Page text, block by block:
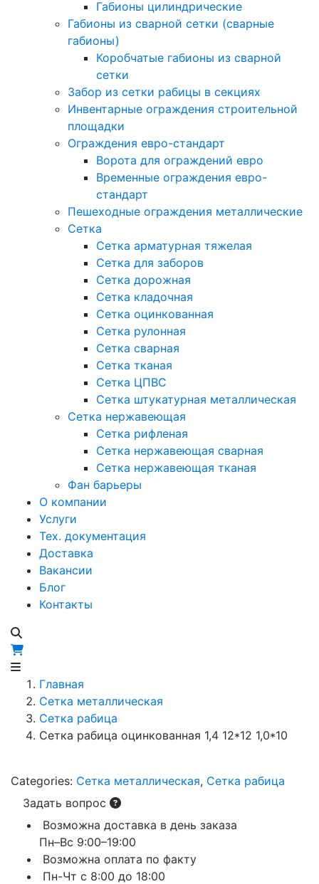
Габионы цилиндрические
Габионы из сварной сетки (сварные
габионы)
Коробчатые габионы из сварной
сетки
Забор из сетки рабицы в секциях
Инвентарные ограждения строительной
площадки
Ограждения евро-стандарт
Ворота для ограждений евро
Временные ограждения евро-
стандарт
Пешеходные ограждения металлические
Сетка
Сетка арматурная тяжелая
Сетка для заборов
Сетка дорожная
Сетка кладочная
Сетка оцинкованная
Сетка рулонная
Сетка сварная
Сетка тканая
Сетка ЦПВС
Сетка штукатурная металлическая
Сетка нержавеющая
Сетка рифленая
Сетка нержавеющая сварная
Сетка нержавеющая тканая
Фан барьеры
О компании
Услуги
Тех. документация
Доставка
Вакансии
Блог
Контакты
Главная
Сетка металлическая
Сетка рабица
Сетка рабица оцинкованная 1,4 12*12 1,0*10
Categories: Сетка металлическая, Сетка рабица
Задать вопрос
Возможна доставка в день заказа
Пн–Вс 9:00–19:00
Возможна оплата по факту
Пн-Чт с 8:00 до 18:00